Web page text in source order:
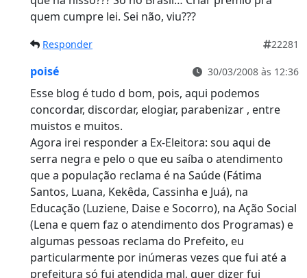
quem cumpre lei. Sei não, viu???
Responder 22281
poisé 30/03/2008 às 12:36
Esse blog é tudo d bom, pois, aqui podemos
concordar, discordar, elogiar, parabenizar , entre
muistos e muitos.
Agora irei responder a Ex-Eleitora: sou aqui de
serra negra e pelo o que eu saíba o atendimento
que a população reclama é na Saúde (Fátima
Santos, Luana, Kekêda, Cassinha e Juá), na
Educação (Luziene, Daise e Socorro), na Ação Social
(Lena e quem faz o atendimento dos Programas) e
algumas pessoas reclama do Prefeito, eu
particularmente por inúmeras vezes que fui até a
prefeitura só fui atendida mal, quer dizer fui